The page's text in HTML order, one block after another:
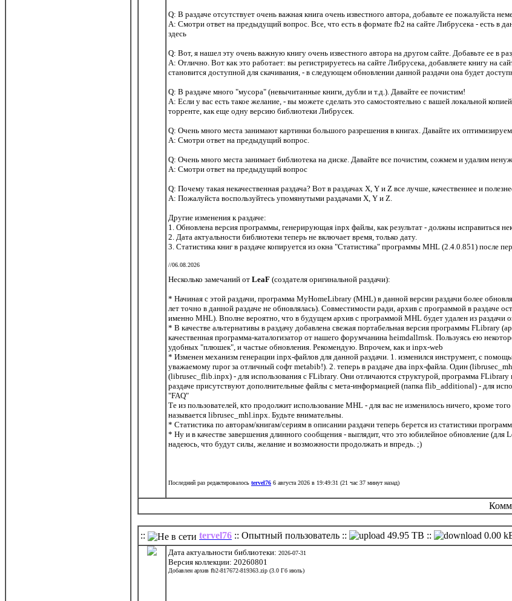
Q: В раздаче отсутствует очень важная книга очень известного автора, добавьте ее пожалуйста
A: Смотри ответ на предыдущий вопрос. Все, что есть в формате fb2 на сайте Либрусека - есть в
здесь
Q: Вот, я нашел эту очень важную книгу очень известного автора на другом сайте. Добавьте ее в
A: Отлично. Вот как это работает: вы регистрируетесь на сайте Либрусека, добавляете книгу на
становится доступной для скачивания, - в следующем обновлении данной раздачи она будет
Q: В раздаче много "мусора" (невычитанные книги, дубли и т.д.). Давайте ее почистим!
A: Если у вас есть такое желание, - вы можете сделать это самостоятельно с вашей локальной
торренте, как еще одну версию библиотеки Либрусек.
Q: Очень много места занимают картинки большого разрешения в книгах. Давайте их
A: Смотри ответ на предыдущий вопрос.
Q: Очень много места занимает библиотека на диске. Давайте все почистим, сожмем и удалим
A: Смотри ответ на предыдущий вопрос
Q: Почему такая некачественная раздача? Вот в раздачах X, Y и Z все лучше, качественнее и
A: Пожалуйста воспользуйтесь упомянутыми раздачами X, Y и Z.
Другие изменения к раздаче:
1. Обновлена версия программы, генерирующая inpx файлы, как результат - должны исправиться
2. Дата актуальности библиотеки теперь не включает время, только дату.
3. Статистика книг в раздаче копируется из окна "Статистика" программы MHL (2.4.0.851) после
//06.08.2026
Несколько замечаний от LeaF (создателя оригинальной раздачи):
* Начиная с этой раздачи, программа MyHomeLibrary (MHL) в данной версии раздачи более
лет точно в данной раздаче не обновлялась). Совместимости ради, архив с программой в раздаче
именно MHL). Вполне вероятно, что в будущем архив с программой MHL будет удален из раздачи
* В качестве альтернативы в раздачу добавлена свежая портабельная версия программы FLibrary
качественная программа-каталогизатор от нашего форумчанина heimdallrnsk. Пользуясь ею
удобных "плюшек", и частые обновления. Рекомендую. Впрочем, как и inpx-web
* Изменен механизм генерации inpx-файлов для данной раздачи. 1. изменился инструмент, с
уважаемому rupor за отличный софт metabib!). 2. теперь в раздаче два inpx-файла. Один
(librusec_flib.inpx) - для использования с FLibrary. Они отличаются структурой, программа
раздаче присутствуют дополнительные файлы с мета-информацией (папка flib_additional) - для
"FAQ"
Те из пользователей, кто продолжит использование MHL - для вас не изменилось ничего, кроме
называется librusec_mhl.inpx. Будьте внимательны.
* Статистика по авторам/книгам/сериям в описании раздачи теперь берется из статистики
* Ну и в качестве завершения длинного сообщения - выглядит, что это юбилейное обновление (для
надеюсь, что будут силы, желание и возможности продолжать и впредь. ;)
Последний раз редактировалось tervel76 6 августа 2026 в 19:49:31 (21 час 37 минут назад)
:: tervel76 :: Опытный пользователь :: 49.95 TB :: 0.00
Дата актуальности библиотеки: 2026-07-31
Версия коллекции: 20260801
Добавлен архив fb2-817672-819363.zip (3.0 Гб июль)